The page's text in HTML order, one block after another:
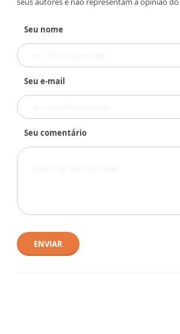
Seu nome
Seu e-mail
Seu comentário
ENVIAR